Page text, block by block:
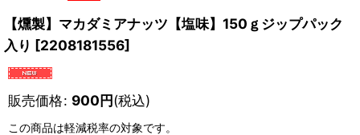
【燻製】マカダミアナッツ【塩味】150ｇジップパック
入り [2208181556]
販売価格: 900円(税込)
この商品は軽減税率の対象です。